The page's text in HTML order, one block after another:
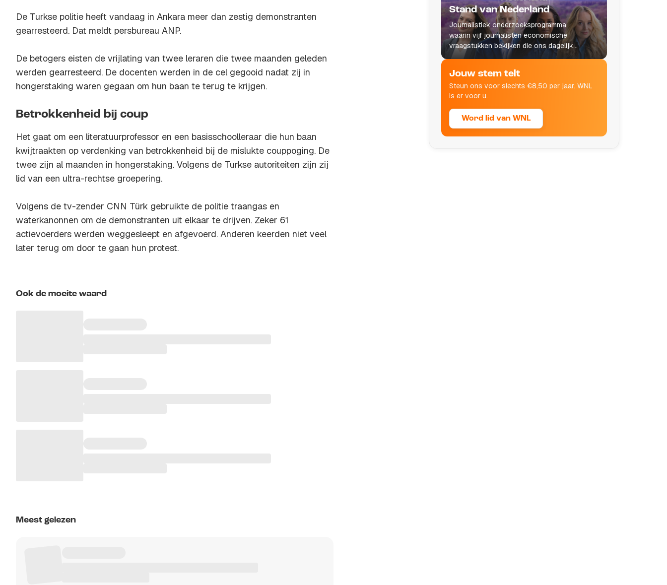
De Turkse politie heeft vandaag in Ankara meer dan zestig demonstranten
gearresteerd. Dat meldt persbureau ANP.
De betogers eisten de vrijlating van twee leraren die twee maanden geleden
werden gearresteerd. De docenten werden in de cel gegooid nadat zij in
hongerstaking waren gegaan om hun baan te terug te krijgen.
Betrokkenheid bij coup
Het gaat om een literatuurprofessor en een basisschoolleraar die hun baan
kwijtraakten op verdenking van betrokkenheid bij de mislukte couppoging. De
twee zijn al maanden in hongerstaking. Volgens de Turkse autoriteiten zijn zij
lid van een ultra-rechtse groepering.
Volgens de tv-zender CNN Türk gebruikte de politie traangas en
waterkanonnen om de demonstranten uit elkaar te drijven. Zeker 61
actievoerders werden weggesleept en afgevoerd. Anderen keerden niet veel
later terug om door te gaan hun protest.
Ook de moeite waard
Meest gelezen
Stand van Nederland
Journalistiek onderzoeksprogramma
waarin vijf journalisten economische
vraagstukken bekijken die ons dagelijks
leven raken.
Jouw stem telt
Steun ons voor slechts €8,50 per jaar. WNL
is er voor u.
Word lid van WNL